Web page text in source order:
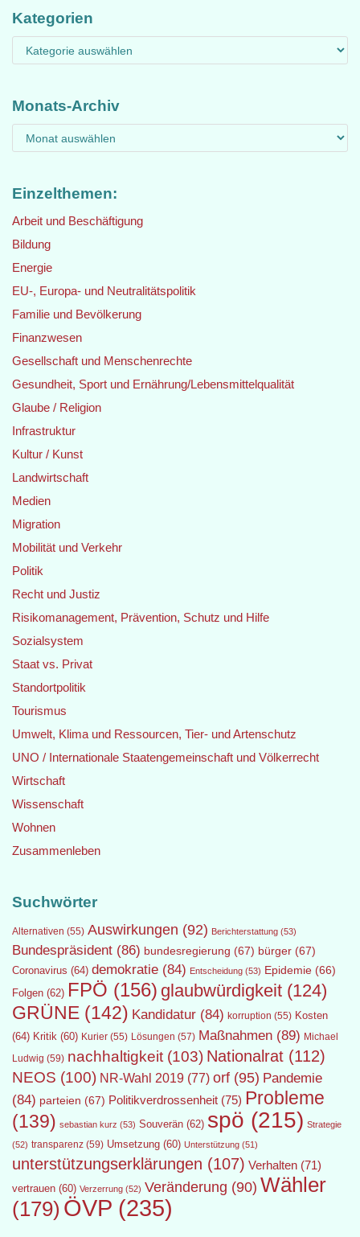
Kategorien
Monats-Archiv
Einzelthemen:
Arbeit und Beschäftigung
Bildung
Energie
EU-, Europa- und Neutralitätspolitik
Familie und Bevölkerung
Finanzwesen
Gesellschaft und Menschenrechte
Gesundheit, Sport und Ernährung/Lebensmittelqualität
Glaube / Religion
Infrastruktur
Kultur / Kunst
Landwirtschaft
Medien
Migration
Mobilität und Verkehr
Politik
Recht und Justiz
Risikomanagement, Prävention, Schutz und Hilfe
Sozialsystem
Staat vs. Privat
Standortpolitik
Tourismus
Umwelt, Klima und Ressourcen, Tier- und Artenschutz
UNO / Internationale Staatengemeinschaft und Völkerrecht
Wirtschaft
Wissenschaft
Wohnen
Zusammenleben
Suchwörter
Alternativen (55) Auswirkungen (92) Berichterstattung (53)
Bundespräsident (86) bundesregierung (67) bürger (67)
Coronavirus (64) demokratie (84) Entscheidung (53) Epidemie (66)
Folgen (62) FPÖ (156) glaubwürdigkeit (124)
GRÜNE (142) Kandidatur (84) korruption (55) Kosten
(64) Kritik (60) Kurier (55) Lösungen (57) Maßnahmen (89) Michael
Ludwig (59) nachhaltigkeit (103) Nationalrat (112)
NEOS (100) NR-Wahl 2019 (77) orf (95) Pandemie
(84) parteien (67) Politikverdrossenheit (75) Probleme
(139) sebastian kurz (53) Souverän (62) spö (215) Strategie
(52) transparenz (59) Umsetzung (60) Unterstützung (51)
unterstützungserklärungen (107) Verhalten (71)
vertrauen (60) Verzerrung (52) Veränderung (90) Wähler
(179) ÖVP (235)